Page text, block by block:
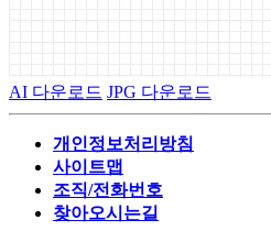
AI 다운로드 JPG 다운로드
개인정보처리방침
사이트맵
조직/전화번호
찾아오시는길